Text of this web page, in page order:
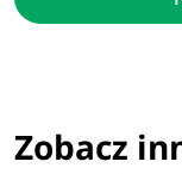
Zobacz